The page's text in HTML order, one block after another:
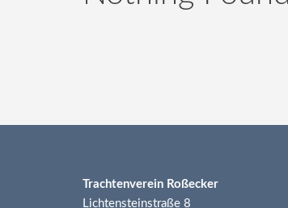
Trachtenverein Roßecker
Lichtensteinstraße 8